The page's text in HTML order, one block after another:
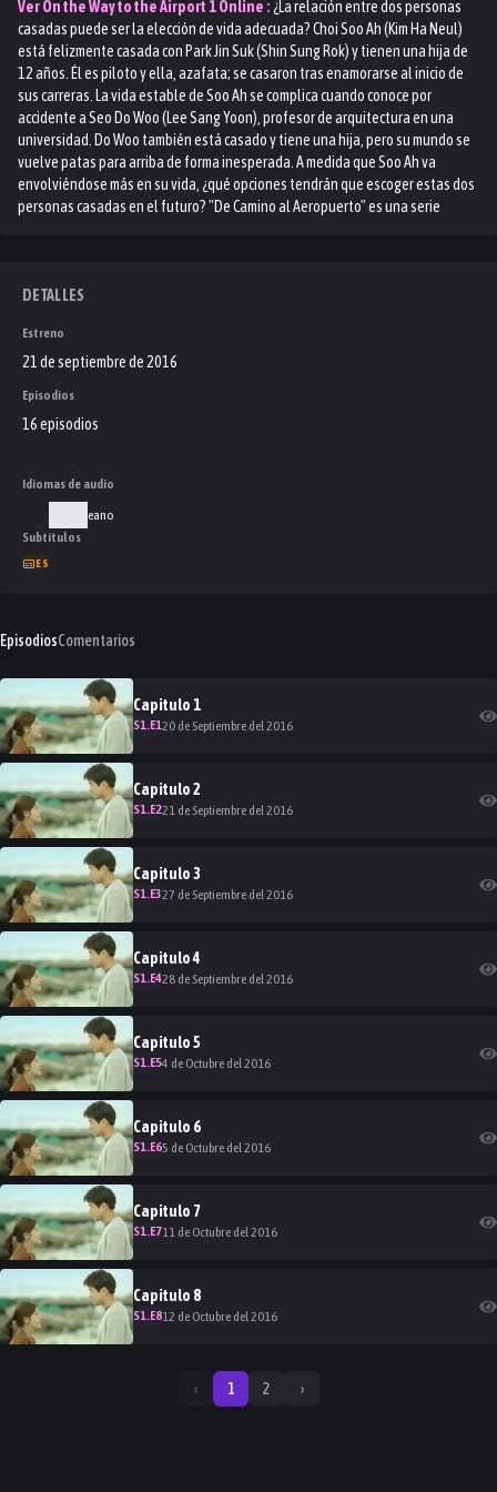
VerOn the Way to the Airport 1Online : ¿La relación entre dos personas
casadas puede ser la elección de vida adecuada? Choi Soo Ah (Kim Ha Neul)
está felizmente casada con Park Jin Suk (Shin Sung Rok) y tienen una hija de
12 años. Él es piloto y ella, azafata; se casaron tras enamorarse al inicio de
sus carreras. La vida estable de Soo Ah se complica cuando conoce por
accidente a Seo Do Woo (Lee Sang Yoon), profesor de arquitectura en una
universidad. Do Woo también está casado y tiene una hija, pero su mundo se
vuelve patas para arriba de forma inesperada. A medida que Soo Ah va
envolviéndose más en su vida, ¿qué opciones tendrán que escoger estas dos
personas casadas en el futuro? "De Camino al Aeropuerto" es una serie
DETALLES
Estreno
21 de septiembre de 2016
Episodios
16 episodios
Idiomas de audio
Coreano
Subtítulos
ES
EpisodiosComentarios
Capitulo 1
S1.E120 de Septiembre del 2016
Capitulo2
S1.E221 de Septiembre del 2016
Capitulo3
S1.E327 de Septiembre del 2016
Capitulo4
S1.E428 de Septiembre del 2016
Capitulo5
S1.E54 de Octubre del 2016
Capitulo 6
S1.E65 de Octubre del 2016
Capitulo 7
S1.E711 de Octubre del 2016
Capitulo 8
S1.E812 de Octubre del 2016
‹ 1 2 ›